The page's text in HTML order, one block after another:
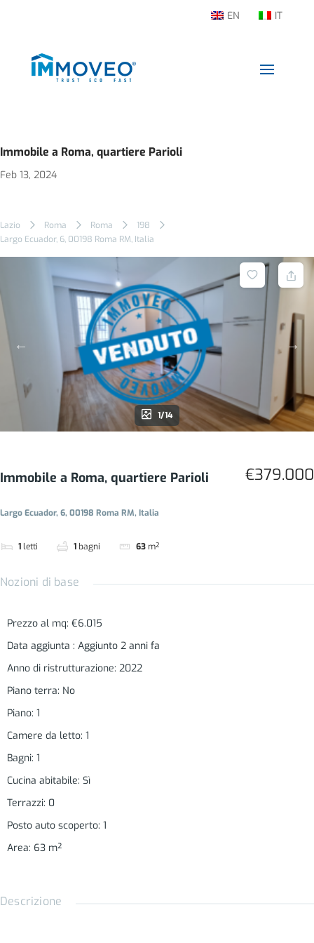
EN IT
Immobile a Roma, quartiere Parioli
Feb 13, 2024
Lazio Roma Roma
198
Largo Ecuador, 6, 00198 Roma RM, Italia
1/14
Immobile a Roma, quartiere Parioli
Largo Ecuador, 6, 00198 Roma RM, Italia
1 letti 1 bagni 63 m²
€379.000
Nozioni di base
Prezzo al mq: €6.015
Data aggiunta : Aggiunto 2 anni fa
Anno di ristrutturazione: 2022
Piano terra: No
Piano: 1
Camere da letto: 1
Bagni: 1
Cucina abitabile: Sì
Terrazzi: 0
Posto auto scoperto: 1
Area: 63 m²
Descrizione